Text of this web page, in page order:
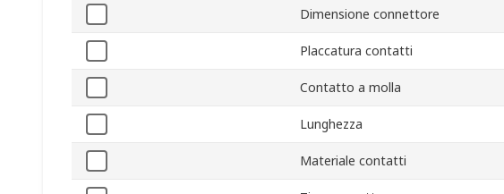
Dimensione connettore
Placcatura contatti
Contatto a molla
Lunghezza
Materiale contatti